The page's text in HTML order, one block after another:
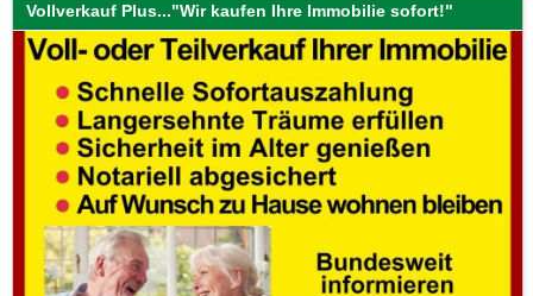
Vollverkauf Plus..."Wir kaufen Ihre Immobilie sofort!"